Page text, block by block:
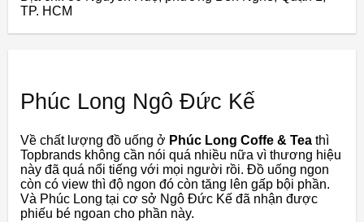
TP. HCM
Phúc Long Ngô Đức Kế
Về chất lượng đồ uống ở Phúc Long Coffe & Tea thì
Topbrands không cần nói quá nhiều nữa vì thương hiệu
này đã quá nổi tiếng với mọi người rồi. Đồ uống ngon
còn có view thì độ ngon đó còn tăng lên gấp bội phần.
Và Phúc Long tại cơ sở Ngô Đức Kế đã nhận được
phiếu bé ngoan cho phần này.